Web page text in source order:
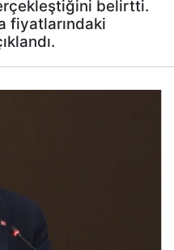
belirtti.
fiyatlarındaki